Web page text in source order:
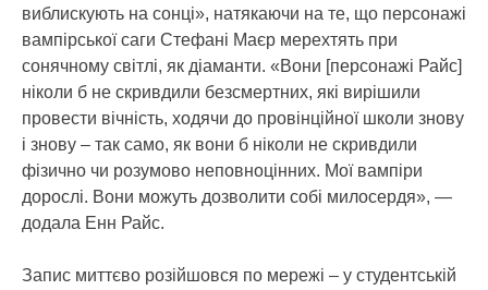
виблискують на сонці», натякаючи на те, що персонажі
вампірської саги Стефані Маєр мерехтять при
сонячному світлі, як діаманти. «Вони [персонажі Райс]
ніколи б не скривдили безсмертних, які вирішили
провести вічність, ходячи до провінційної школи знову
і знову – так само, як вони б ніколи не скривдили
фізично чи розумово неповноцінних. Мої вампіри
дорослі. Вони можуть дозволити собі милосердя», —
додала Енн Райс.
Запис миттєво розійшовся по мережі – у студентській